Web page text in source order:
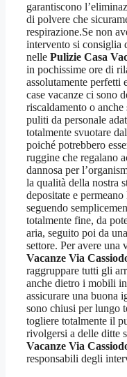
garantiscono
di polvere che
respirazione.Se non
intervento si consiglia
nelle Pulizie Casa
in pochissime ore di
assolutamente perfetti
case vacanze ci sono
riscaldamento o
puliti da personale
totalmente svuotare
poiché potrebbero
ruggine che regalano
dannosa per
la qualità della nostra
depositate e
seguendo
totalmente fine, da
aria, seguito poi da
settore. Per avere una
Vacanze Via
raggruppare tutti gli
anche dietro i mobili
assicurare una buona
sono chiusi per lungo
togliere totalmente il
rivolgersi a delle ditte
Vacanze Via
responsabili degli